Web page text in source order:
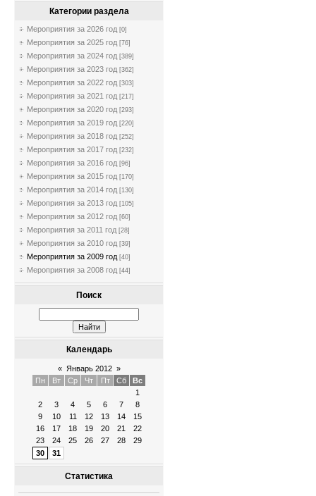
Категории раздела
Мероприятия за 2026 год [0]
Мероприятия за 2025 год [76]
Мероприятия за 2024 год [389]
Мероприятия за 2023 год [362]
Мероприятия за 2022 год [303]
Мероприятия за 2021 год [217]
Мероприятия за 2020 год [293]
Мероприятия за 2019 год [220]
Мероприятия за 2018 год [252]
Мероприятия за 2017 год [232]
Мероприятия за 2016 год [96]
Мероприятия за 2015 год [170]
Мероприятия за 2014 год [130]
Мероприятия за 2013 год [105]
Мероприятия за 2012 год [60]
Мероприятия за 2011 год [28]
Мероприятия за 2010 год [39]
Мероприятия за 2009 год [40]
Мероприятия за 2008 год [44]
Поиск
Календарь
« Январь 2012 »
Пн
Вт Ср Чт Пт Сб
Вс
1
2
3 4 5 6 7
8
9
10 11 12 13 14
15
16
17 18 19 20 21
22
23
24 25 26 27 28
29
30
31
Статистика